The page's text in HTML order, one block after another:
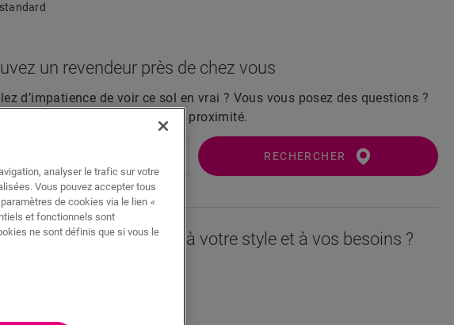
un revendeur près de chez vous
d’impatience de voir ce sol en vrai ? Vous vous posez des questions ?
un revendeur Quick-Step à proximité.
RECHERCHER
que ce sol corresponde à votre style et à vos besoins ?
dans votre pièce
un échantillon
analyser le trafic sur votre
Vous pouvez accepter tous
de cookies via le lien «
et fonctionnels sont
ne sont définis que si vous le